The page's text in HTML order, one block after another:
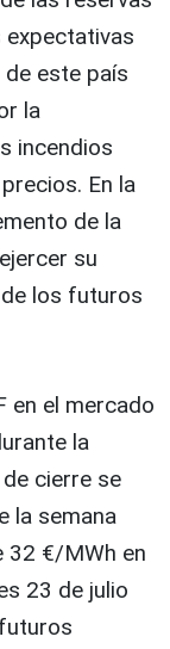
expectativas
este país
la
incendios
En la
de la
su
los futuros
en el mercado
la
cierre se
la semana
32 €/MWh en
23 de julio